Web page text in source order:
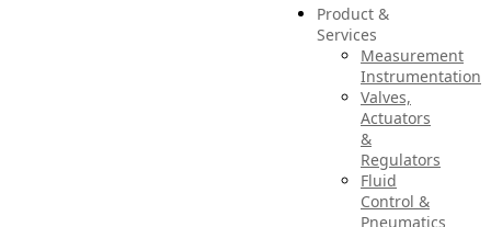
Product &
Services
Measurement
Instrumentation
Valves,
Actuators
&
Regulators
Fluid
Control &
Pneumatics